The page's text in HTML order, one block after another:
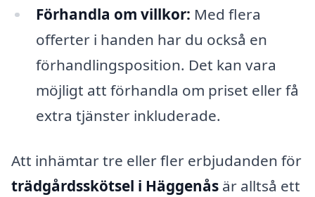
Förhandla om villkor: Med flera
offerter i handen har du också en
förhandlingsposition. Det kan vara
möjligt att förhandla om priset eller få
extra tjänster inkluderade.
Att inhämtar tre eller fler erbjudanden för
trädgårdsskötsel i Häggenås är alltså ett